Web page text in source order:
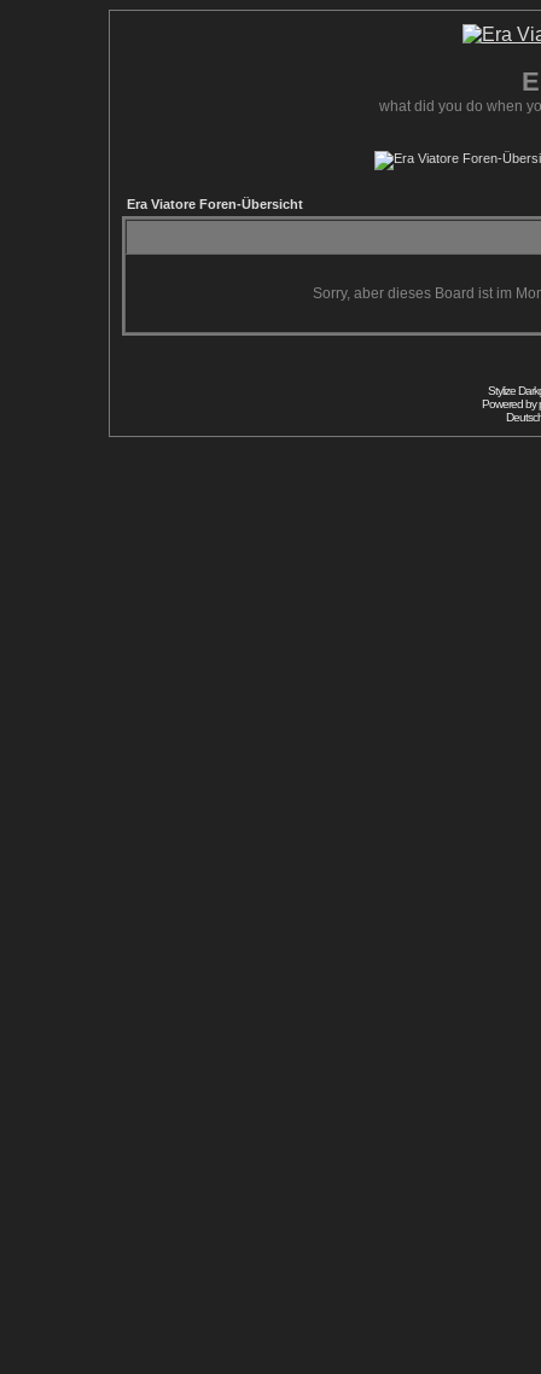
what did you do when
Era Viatore Foren-Übersicht
Sorry, aber dieses Board ist im
Stylize
Powered by